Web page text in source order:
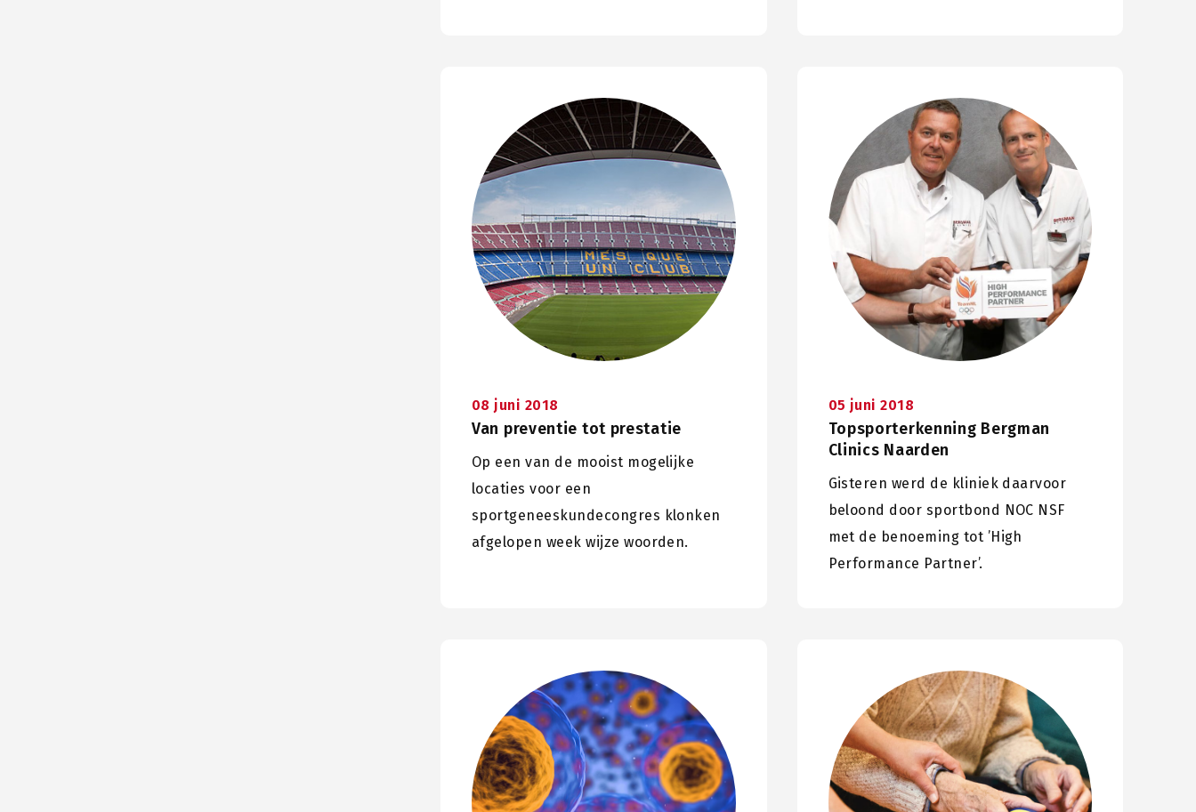
08 juni 2018
Van preventie tot prestatie
Op een van de mooist mogelijke
locaties voor een
sportgeneeskundecongres klonken
afgelopen week wijze woorden.
05 juni 2018
Topsporterkenning Bergman
Clinics Naarden
Gisteren werd de kliniek daarvoor
beloond door sportbond NOC NSF
met de benoeming tot ’High
Performance Partner’.